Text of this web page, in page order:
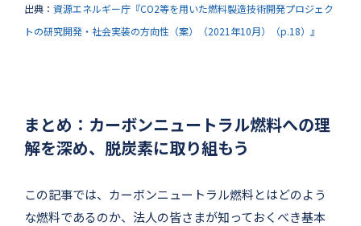
出典： 資源エネルギー庁『CO2等を用いた燃料製造技術開発プロジェク
トの研究開発・社会実装の方向性（案）（2021年10月）（p.18）』
まとめ：カーボンニュートラル燃料への理
解を深め、脱炭素に取り組もう
この記事では、カーボンニュートラル燃料とはどのよう
な燃料であるのか、法人の皆さまが知っておくべき基本